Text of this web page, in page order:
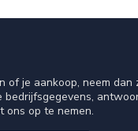
je aankoop, neem dan
ons op te nemen.